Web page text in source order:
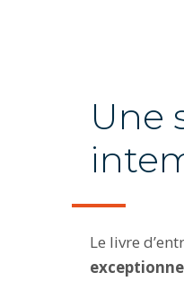
Une
Le livre